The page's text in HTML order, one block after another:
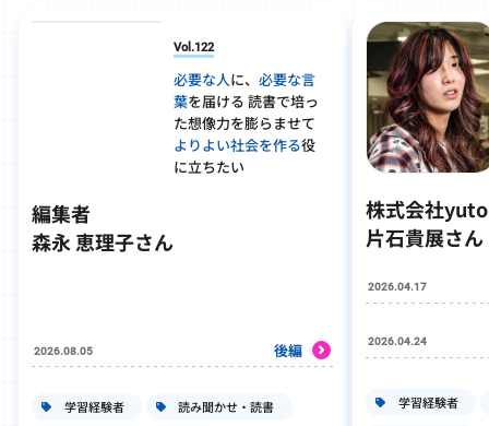
Vol.122
必要な人に、 必要な言
葉を届ける 読書で培っ
た想像力を膨らませて
よりよい社会を作る役
に立ちたい
編集者
森永 恵理子さん
2026.08.05 後編
学習経験者 読み聞かせ・読書
株式会社
片石貴展さん
2026.04.17
2026.04.24
学習経験者